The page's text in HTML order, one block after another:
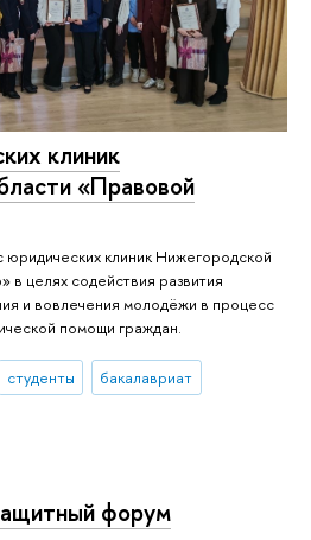
клиник
«Правовой
клиник Нижегородской
в целях содействия развития
и вовлечения молодёжи в процесс
помощи граждан.
студенты бакалавриат
форум